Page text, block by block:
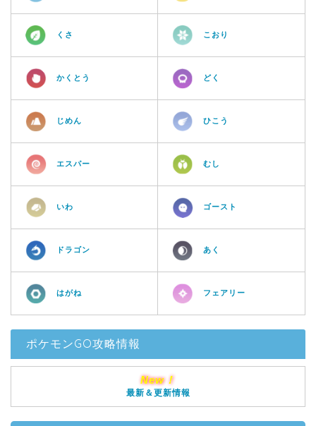
くさ こおり
かくとう どく
じめん ひこう
エスパー むし
いわ ゴースト
ドラゴン あく
はがね フェアリー
ポケモンGO攻略情報
New！
最新＆更新情報